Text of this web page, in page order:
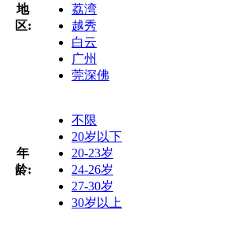
地
区:
荔湾
越秀
白云
广州
莞深佛
年
龄:
不限
20岁以下
20-23岁
24-26岁
27-30岁
30岁以上